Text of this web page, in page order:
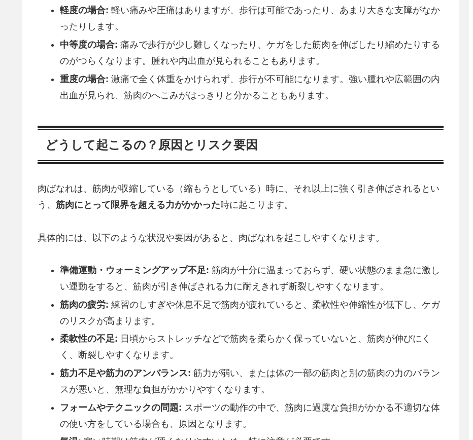
軽度の場合: 軽い痛みや圧痛はありますが、歩行は可能であったり、あまり大きな支障がなか
ったりします。
中等度の場合: 痛みで歩行が少し難しくなったり、ケガをした筋肉を伸ばしたり縮めたりする
のがつらくなります。腫れや内出血が見られることもあります。
重度の場合: 激痛で全く体重をかけられず、歩行が不可能になります。強い腫れや広範囲の内
出血が見られ、筋肉のへこみがはっきりと分かることもあります。
どうして起こるの？原因とリスク要因
肉ばなれは、筋肉が収縮している（縮もうとしている）時に、それ以上に強く引き伸ばされるとい
う、 筋肉にとって限界を超える力がかかった時に起こります。
具体的には、以下のような状況や要因があると、肉ばなれを起こしやすくなります。
準備運動・ウォーミングアップ不足: 筋肉が十分に温まっておらず、硬い状態のまま急に激し
い運動をすると、筋肉が引き伸ばされる力に耐えきれず断裂しやすくなります。
筋肉の疲労: 練習のしすぎや休息不足で筋肉が疲れていると、柔軟性や伸縮性が低下し、ケガ
のリスクが高まります。
柔軟性の不足: 日頃からストレッチなどで筋肉を柔らかく保っていないと、筋肉が伸びにく
く、断裂しやすくなります。
筋力不足や筋力のアンバランス: 筋力が弱い、または体の一部の筋肉と別の筋肉の力のバラン
スが悪いと、無理な負担がかかりやすくなります。
フォームやテクニックの問題: スポーツの動作の中で、筋肉に過度な負担がかかる不適切な体
の使い方をしている場合も、原因となります。